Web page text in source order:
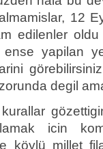
12
edilenler
yapilan
degil
icin
köylü millet